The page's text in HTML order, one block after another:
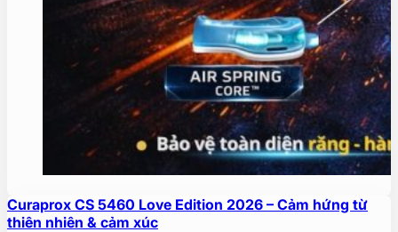
Curaprox CS 5460 Love Edition 2026 – Cảm hứng từ
thiên nhiên & cảm xúc